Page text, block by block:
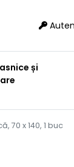
și
70 x 140, 1 buc